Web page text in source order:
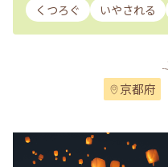
くつろぐ
いやされる
京都府